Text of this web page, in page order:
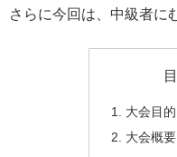
さらに今回は、中級者に
大会目的
大会概要